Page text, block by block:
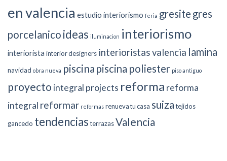
en valencia estudio interiorismo feria gresite gres
porcelanico ideas iluminacion interiorismo
interiorista interior designers interioristas valencia lamina
navidad obra nueva piscina piscina poliester piso antiguo
proyecto integral projects reforma reforma
integral reformar reformas renueva tu casa suiza tejidos
gancedo tendencias terrazasValencia